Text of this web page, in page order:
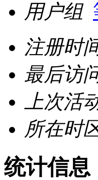
用户组
注册时
最后访
上次活
所在时
统计信息